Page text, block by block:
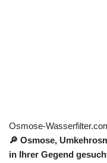
Osmose-
🔎 Osmose,
in Ihrer Gegend